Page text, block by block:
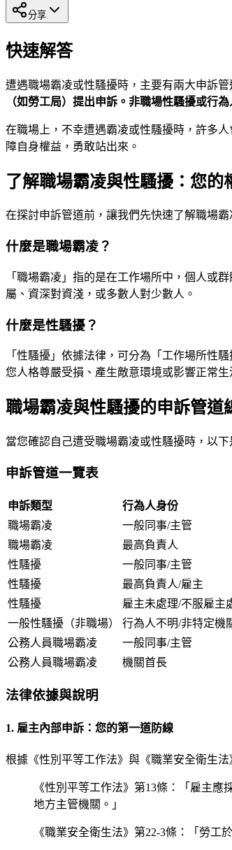
分享
快速解答
遭遇職場霸凌或性騷擾時，主要有兩大申訴
（如勞工局） 提出申訴。非職場性騷擾或行
在職場上，不幸遭遇霸凌或性騷擾時，許多
障自身權益，勇敢站出來。
了解職場霸凌與性騷擾：您的
在探討申訴管道前，讓我們先快速了解職場
什麼是職場霸凌？
「職場霸凌」指的是在工作場所中，個人或
屬、資深對資淺，或多數人對少數人。
什麼是性騷擾？
「性騷擾」依據法律，可分為「工作場所性
您人格尊嚴受損、產生敵意環境或影響正常
職場霸凌與性騷擾的申訴管道
當您確認自己遭受職場霸凌或性騷擾時，以下
申訴管道一覽表
申訴類型 行為人身份
職場霸凌
一般同事/主管
職場霸凌
最高負責人
性騷擾
一般同事/主管
性騷擾
最高負責人/雇主
性騷擾
雇主未處理/不服雇主
一般性騷擾（非職場）
行為人不明/非特定機
公務人員職場霸凌
一般同事/主管
公務人員職場霸凌
機關首長
法律依據與說明
1. 雇主內部申訴：您的第一道防線
根據《性別平等工作法》與《職業安全衛生
《性別平等工作法》第13條：「雇主
地方主管機關。」
《職業安全衛生法》第22-3條：「勞工